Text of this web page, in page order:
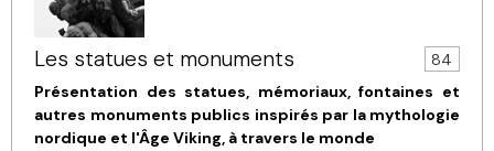
Les statues et monuments
84
Présentation des statues, mémoriaux, fontaines et
autres monuments publics inspirés par la mythologie
nordique et l'Âge Viking, à travers le monde